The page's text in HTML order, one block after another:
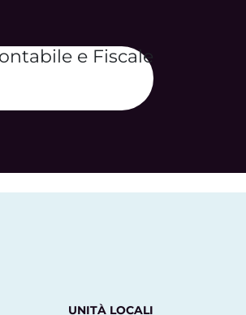
e Fiscale
UNITÀ LOCALI